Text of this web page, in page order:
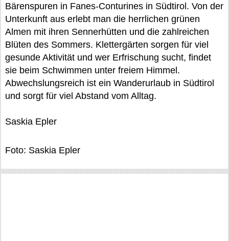
Bärenspuren in Fanes-Conturines in Südtirol. Von der
Unterkunft aus erlebt man die herrlichen grünen
Almen mit ihren Sennerhütten und die zahlreichen
Blüten des Sommers. Klettergärten sorgen für viel
gesunde Aktivität und wer Erfrischung sucht, findet
sie beim Schwimmen unter freiem Himmel.
Abwechslungsreich ist ein Wanderurlaub in Südtirol
und sorgt für viel Abstand vom Alltag.
Saskia Epler
Foto: Saskia Epler